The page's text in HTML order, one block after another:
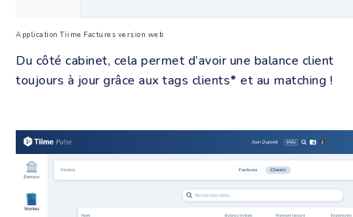
Application Tiime Factures version web
Du côté cabinet, cela permet d’avoir une balance client
toujours à jour grâce aux tags clients* et au matching !